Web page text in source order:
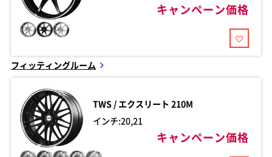
キャンペーン価格
フィッティングルーム
TWS / エクスリート 210M
インチ:20,21
キャンペーン価格